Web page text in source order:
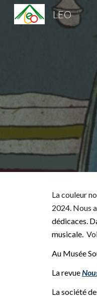
LEO
La couleur
2024. Nous
dédicaces.
musicale.
Au Musée
La revue
La société